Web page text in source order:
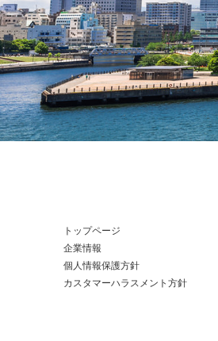
トップページ
企業情報
個人情報保護方針
カスタマーハラスメント方針